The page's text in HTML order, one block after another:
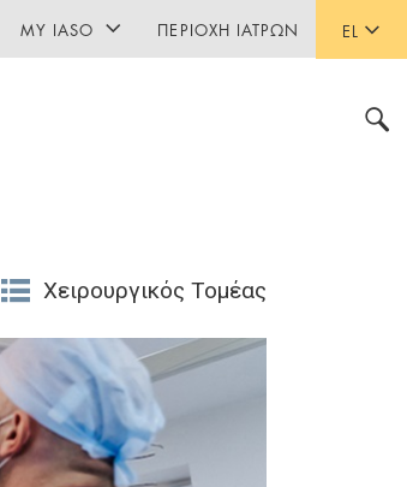
EL
MY IASO ΠΕΡΙΟΧΉ ΙΑΤΡΏΝ
Χειρουργικός Τομέας